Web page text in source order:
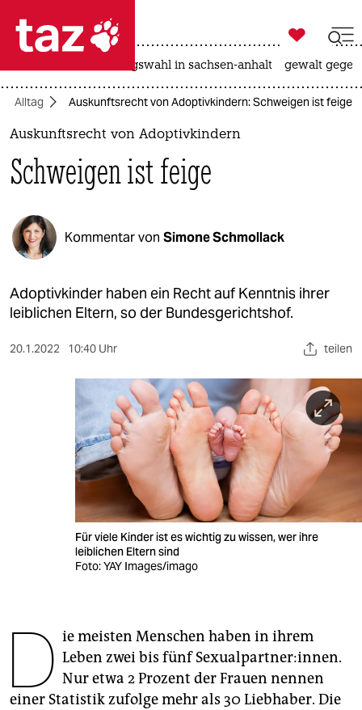
 taz zahl ich
taz zahl ich
politik
öko
gesellschaft
kultur
wahrheit
veranstaltungen
unterstützen
genossenschaft

taz zahl ich
landtagswahl in sachsen-anhalt gewalt
Alltag Auskunftsrecht von Adoptivkindern: Schweigen ist feige
Auskunftsrecht von Adoptivkindern
Schweigen ist feige
Kommentar von Simone Schmollack
Adoptivkinder haben ein Recht auf Kenntnis ihrer
leiblichen Eltern, so der Bundesgerichtshof.
20.1.2022 10:40 Uhr teilen
Für viele Kinder ist es wichtig zu wissen, wer ihre
leiblichen Eltern sind
Foto: YAY Images/imago
D ie meisten Menschen haben in ihrem
Leben zwei bis fünf Sexualpartner:innen.
Nur etwa 2 Prozent der Frauen nennen
einer Statistik zufolge mehr als 30 Liebhaber. Die